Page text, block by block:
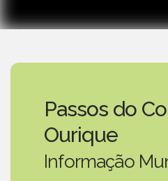
Passos do
Ourique
Informação